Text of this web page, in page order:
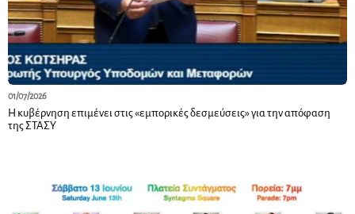
01/07/2026
Η κυβέρνηση επιμένει στις «εμπορικές δεσμεύσεις» για την απόφαση
της ΣΤΑΣΥ